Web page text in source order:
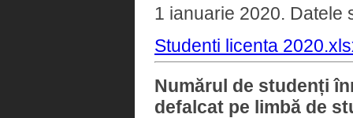
1 ianuarie 2020. Datele
Studenti licenta
Numărul de studenți
defalcat pe limbă de